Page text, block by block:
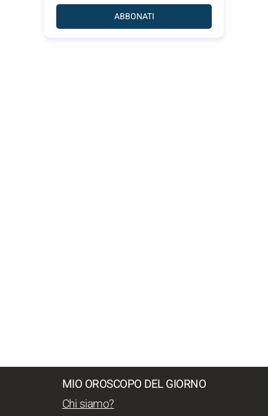
ABBONATI
MIO OROSCOPO DEL GIORNO
Chi siamo?